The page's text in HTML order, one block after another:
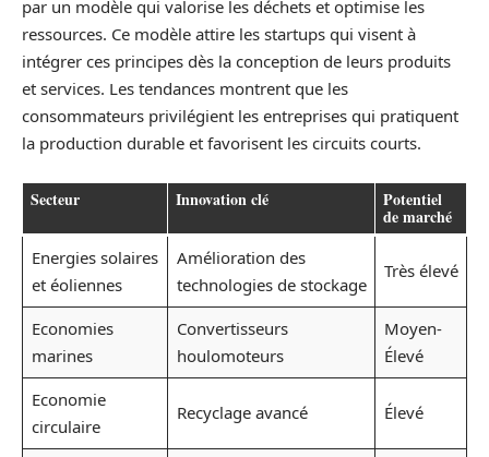
par un modèle qui valorise les déchets et optimise les
ressources. Ce modèle attire les startups qui visent à
intégrer ces principes dès la conception de leurs produits
et services. Les tendances montrent que les
consommateurs privilégient les entreprises qui pratiquent
la production durable et favorisent les circuits courts.
Secteur Innovation clé Potentiel
de marché
Energies solaires
et éoliennes
Amélioration des
technologies de stockage
Très élevé
Economies
marines
Convertisseurs
houlomoteurs
Moyen-
Élevé
Economie
circulaire
Recyclage avancé Élevé